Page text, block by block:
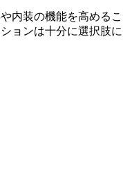
内装の機能を高め
ョンは十分に選択肢